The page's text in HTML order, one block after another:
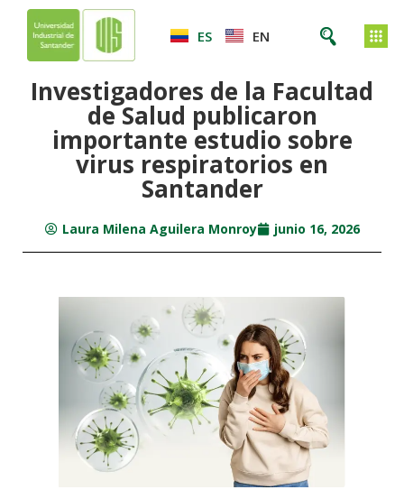
ES EN
Investigadores de la Facultad
de Salud publicaron
importante estudio sobre
virus respiratorios en
Santander
Laura Milena Aguilera Monroy junio 16, 2026